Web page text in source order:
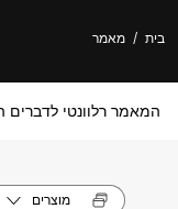
בית / מאמר
המאמר רלוונטי לדברים
מוצרים